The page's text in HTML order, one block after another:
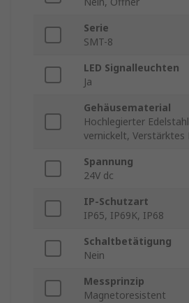
Serie
SMT-8
LED Signalleuchten
Ja
Gehäusematerial
Hochlegierter
vernickelt, Verstärktes
Spannung
24V dc
IP-Schutzart
IP65, IP69K, IP68
Schaltbetätigung
Nein
Messprinzip
Magnetoresistent